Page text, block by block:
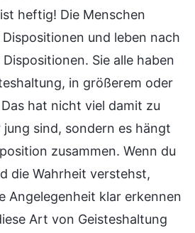
heftig! Die Menschen
und leben nach
Sie alle haben
in größerem oder
hat nicht viel damit zu
sind, sondern es hängt
zusammen. Wenn du
die Wahrheit verstehst,
Angelegenheit klar erkennen
Art von Geisteshaltung